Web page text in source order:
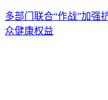
多部门联合“作战”加强
众健康权益